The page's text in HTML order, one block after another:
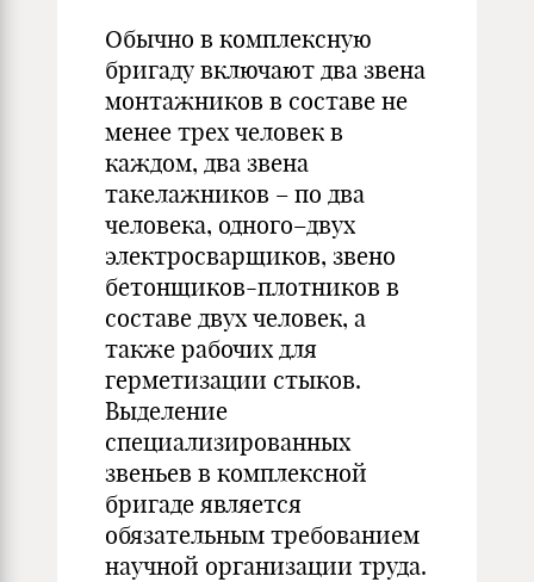
Обычно в комплексную
бригаду включают два звена
монтажников в составе не
менее трех человек в
каждом, два звена
такелажников – по два
человека, одного–двух
электросварщиков, звено
бетонщиков-плотников в
составе двух человек, а
также рабочих для
герметизации стыков.
Выделение
специализированных
звеньев в комплексной
бригаде является
обязательным требованием
научной организации труда.